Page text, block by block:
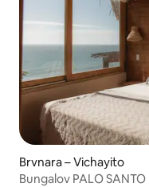
Brvnara – Vichayito
Bungalov PALO SANTO